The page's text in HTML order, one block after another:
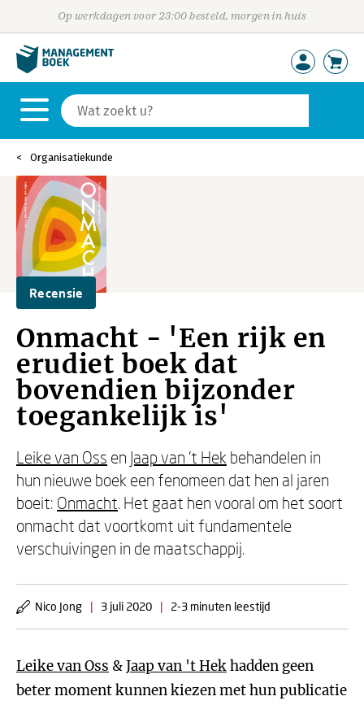
Op werkdagen voor 23:00 besteld, morgen in huis
Organisatiekunde
Recensie
Onmacht - 'Een rijk en
erudiet boek dat
bovendien bijzonder
toegankelijk is'
Leike van Oss en Jaap van 't Hek behandelen in
hun nieuwe boek een fenomeen dat hen al jaren
boeit: Onmacht. Het gaat hen vooral om het soort
onmacht dat voortkomt uit fundamentele
verschuivingen in de maatschappij.
Nico Jong | 3 juli 2020 | 2-3 minuten leestijd
Leike van Oss &Jaap van 't Hekhadden geen
beter moment kunnen kiezen met hun publicatie